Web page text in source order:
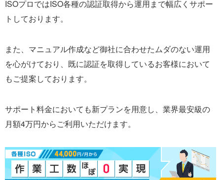
ISOプロではISO各種の認証取得から運用まで幅広くサポー
トしております。
また、マニュアル作成など御社に合わせたムダのない運用
を心がけており、既に認証を取得しているお客様において
もご提案しております。
サポート料金においても新プランを用意し、業界最安級の
月額4万円からご利用いただけます。